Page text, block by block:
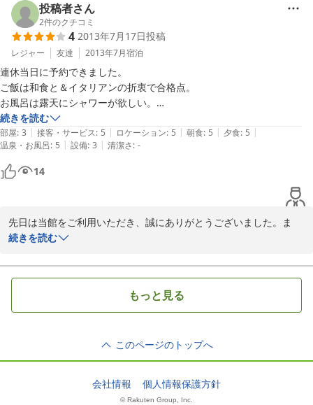
投稿者さん
2件のクチコミ
4 2013年7月17日投稿
レジャー 友達 2013年7月宿泊
連休当日に予約できました。
ご飯は和食と＆イタリアンの折衷で合格点。
お風呂は露天にシャワーが欲しい。
続きを読む
部屋: 3 | 接客・サービス: 5 | ロケーション: 5 | 朝食: 5 | 夕食: 5 |
温泉・お風呂: 5 | 設備: 3 | 清潔さ: -
14
先日は当館をご利用いただき、誠にありがとうございました。ま
た、ご宿泊のご感想も投稿いただき重ねてお礼申し上げます。地物
創作料理。合格点だったなら有りがたい限りです。
露天風呂のシャワーとお部屋のトイレの件は、ご不便をおかけして
今後、改善できそうな所を再考して居心地の良い宿への取り組みの
に足をお運びください。本当にありがとうございました。
2013-07-17
続きを読む
もっと見る
このページのトップへ
会社情報 個人情報保護方針
© Rakuten Group, Inc.